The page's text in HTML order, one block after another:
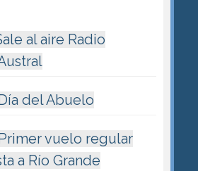
al aire Radio
del Abuelo
vuelo regular
a Río Grande